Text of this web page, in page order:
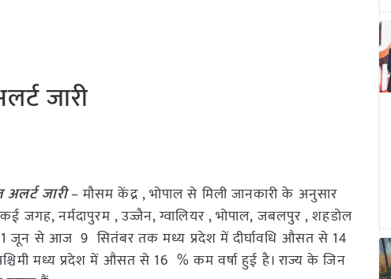
जारी
जारी– मौसम केंद्र , भोपाल से मिली जानकारी के अनुसार
जगह, नर्मदापुरम , उज्जैन, ग्वालियर , भोपाल, जबलपुर , शहडोल
1 जून से आज 9 सितंबर तक मध्य प्रदेश में दीर्घावधि औसत से 14
मध्य प्रदेश में औसत से 16 % कम वर्षा हुई है। राज्य के जिन